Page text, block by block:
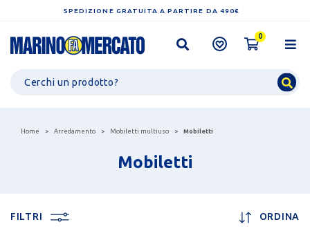
SPEDIZIONE GRATUITA A PARTIRE DA 490€
0
Home Arredamento Mobiletti multiuso Mobiletti
Mobiletti
FILTRI ORDINA